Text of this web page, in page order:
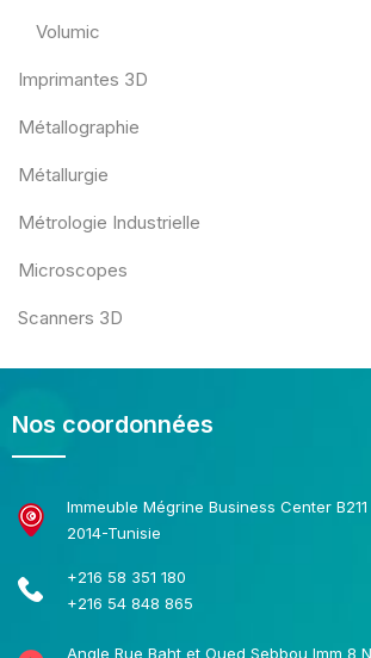
Volumic
Imprimantes 3D
Métallographie
Métallurgie
Métrologie Industrielle
Microscopes
Scanners 3D
Nos coordonnées
Immeuble Mégrine Business Center
2014-Tunisie
+216 58 351 180
+216 54 848 865
Angle Rue Baht et Oued Sebbou Imm 8